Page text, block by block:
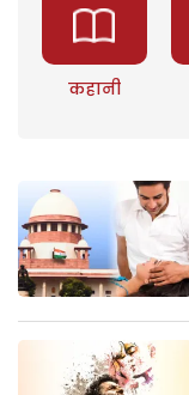
कहानी